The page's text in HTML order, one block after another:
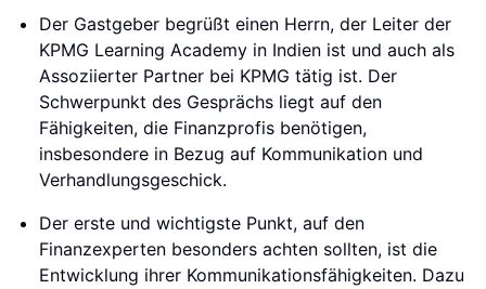
Der Gastgeber begrüßt einen Herrn, der Leiter der
KPMG Learning Academy in Indien ist und auch als
Assoziierter Partner bei KPMG tätig ist. Der
Schwerpunkt des Gesprächs liegt auf den
Fähigkeiten, die Finanzprofis benötigen,
insbesondere in Bezug auf Kommunikation und
Verhandlungsgeschick.
Der erste und wichtigste Punkt, auf den
Finanzexperten besonders achten sollten, ist die
Entwicklung ihrer Kommunikationsfähigkeiten. Dazu